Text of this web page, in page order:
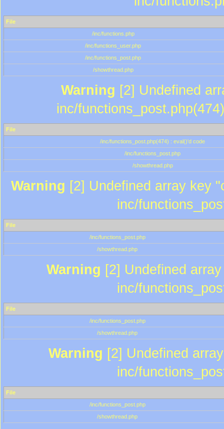
File
/inc/functions.php
/inc/functions_user.php
/inc/functions_post.php
/showthread.php
Warning [2] Undefined
inc/
File
/inc/functions_post.php(474) : eval()'d code
/inc/functions_post.php
/showthread.php
Warning [2] Undefined array key
inc/
File
/inc/functions_post.php
/showthread.php
Warning [2] Undefined
inc/
File
/inc/functions_post.php
/showthread.php
Warning [2] Undefined
inc/
File
/inc/functions_post.php
/showthread.php